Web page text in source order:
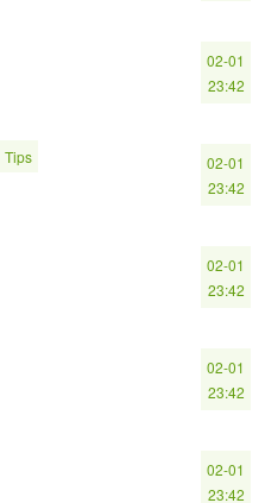
02-01
23:42
Tips
02-01
23:42
02-01
23:42
02-01
23:42
02-01
23:42